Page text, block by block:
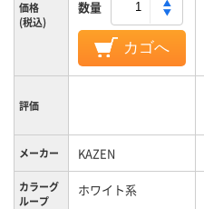
価格
(税込)
数量
カゴへ
評価
メーカー KAZEN
カラーグ
ループ
ホワイト系